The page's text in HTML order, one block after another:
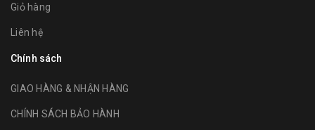
Giỏ hàng
Liên hệ
Chính sách
GIAO HÀNG & NHẬN HÀNG
CHÍNH SÁCH BẢO HÀNH